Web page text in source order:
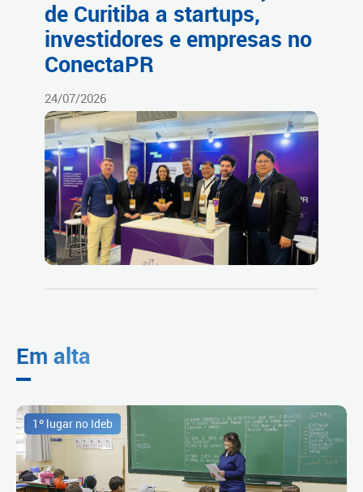
de Curitiba a startups,
investidores e empresas no
ConectaPR
24/07/2026
Em alta
1º lugar no Ideb